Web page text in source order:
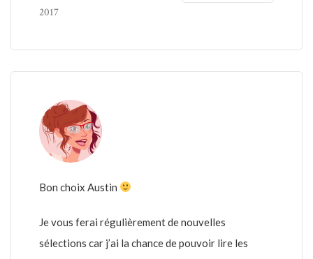
2017
Bon choix Austin
Je vous ferai régulièrement de nouvelles
sélections car j’ai la chance de pouvoir lire les